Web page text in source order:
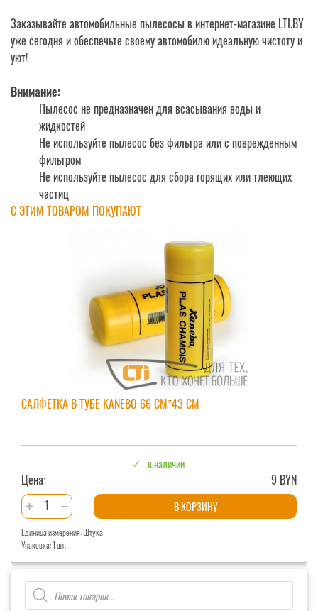
Поиск
товаров
Заказывайте автомобильные пылесосы в интернет-магазине LTI.BY
уже сегодня и обеспечьте своему автомобилю идеальную чистоту и
уют!
Внимание:
Пылесос не предназначен для всасывания воды и
жидкостей
Не используйте пылесос без фильтра или с поврежденным
фильтром
Не используйте пылесос для сбора горящих или тлеющих
частиц
С ЭТИМ ТОВАРОМ ПОКУПАЮТ
САЛФЕТКА В ТУБЕ KANEBO 66 СМ*43 СМ
в наличии
Цена:
9 BYN
Количество
товара
Салфетка
в
тубе
KANEBO
66
В КОРЗИНУ
Единица измерения: Штука
Упаковка: 1 шт.